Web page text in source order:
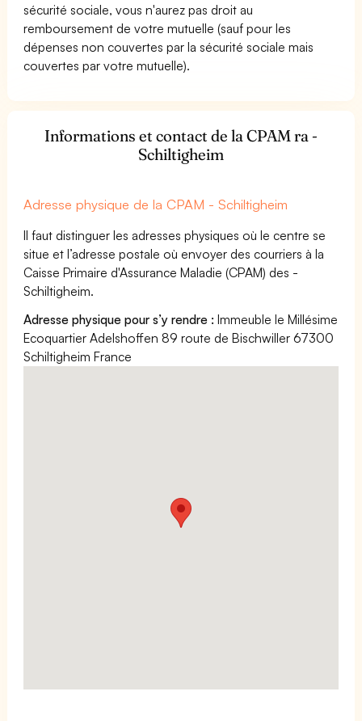
sécurité sociale, vous n'aurez pas droit au
remboursement de votre mutuelle (sauf pour les
dépenses non couvertes par la sécurité sociale mais
couvertes par votre mutuelle).
Informations et contact de la CPAM ra -
Schiltigheim
Adresse physique de la CPAM - Schiltigheim
Il faut distinguer les adresses physiques où le centre se
situe et l’adresse postale où envoyer des courriers à la
Caisse Primaire d'Assurance Maladie (CPAM) des -
Schiltigheim.
Adresse physique pour s’y rendre :Immeuble le Millésime
Ecoquartier Adelshoffen 89 route de Bischwiller 67300
Schiltigheim France